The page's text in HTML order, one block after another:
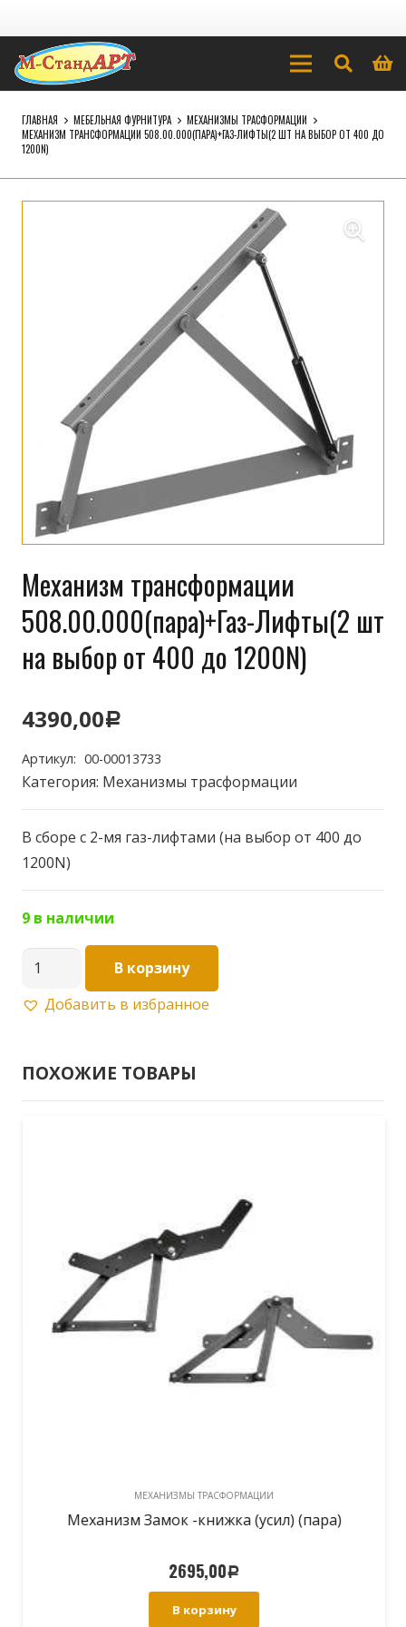
ГЛАВНАЯ МЕБЕЛЬНАЯ ФУРНИТУРА
МЕХАНИЗМЫ ТРАСФОРМАЦИИ
МЕХАНИЗМ ТРАНСФОРМАЦИИ 508.00.000(ПАРА)+ГАЗ-ЛИФТЫ(2 ШТ НА ВЫБОР ОТ 400 ДО
1200N)
Механизм трансформации
508.00.000(пара)+Газ-Лифты(2 шт
на выбор от 400 до 1200N)
4390,00Р
Артикул: 00-00013733
Категория: Механизмы трасформации
В сборе с 2-мя газ-лифтами (на выбор от 400 до
1200N)
9 в наличии
Количество
Механизм
1200N)
В корзину
Добавить в избранное
ПОХОЖИЕ ТОВАРЫ
МЕХАНИЗМЫ ТРАСФОРМАЦИИ
Механизм Замок -книжка (усил) (пара)
2695,00Р
В корзину